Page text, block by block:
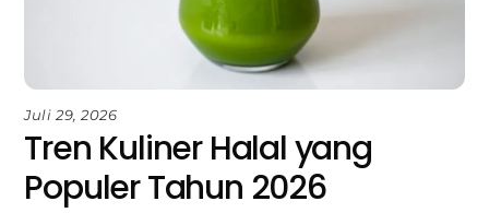
Juli 29, 2026
Tren Kuliner Halal yang
Populer Tahun 2026